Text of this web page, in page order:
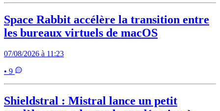
Space Rabbit accélère la transition entre
les bureaux virtuels de macOS
07/08/2026 à 11:23
• 9
Shieldstral : Mistral lance un petit